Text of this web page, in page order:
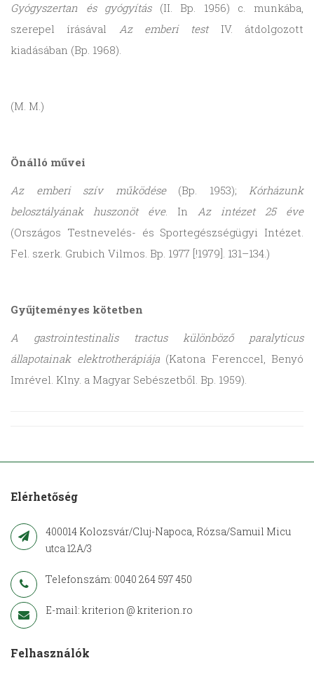
Gyógyszertan és gyógyítás(II. Bp. 1956) c. munkába,
szerepel írásával Az emberi testIV. átdolgozott
kiadásában (Bp. 1968).
(M. M.)
Önálló művei
Az emberi szív működése(Bp. 1953); Kórházunk
belosztályának huszonöt éve. In Az intézet 25 éve
(Országos Testnevelés- és Sportegészségügyi Intézet.
Fel. szerk. Grubich Vilmos. Bp. 1977 [!1979]. 131–134.)
Gyűjteményes kötetben
A gastrointestinalis tractus különböző paralyticus
állapotainak elektrotherápiája(Katona Ferenccel, Benyó
Imrével. Klny. a Magyar Sebészetből. Bp. 1959).
Elérhetőség
400014 Kolozsvár/Cluj-Napoca, Rózsa/Samuil Micu
utca 12A/3
Telefonszám: 0040 264 597 450
E-mail: kriterion @ kriterion.ro
Felhasználók